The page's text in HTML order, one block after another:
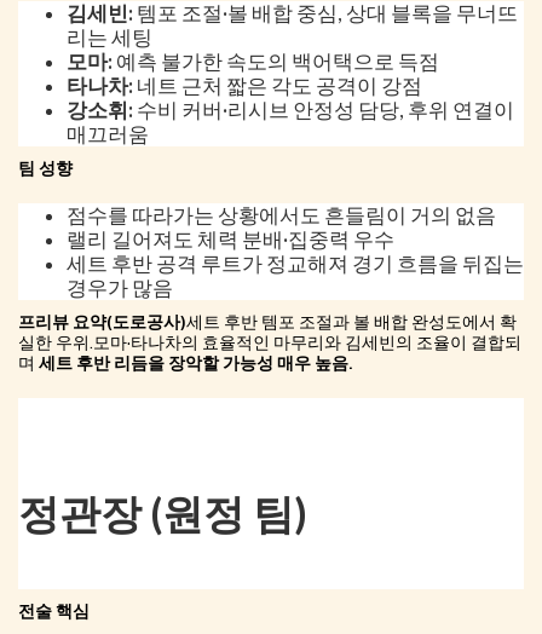
김세빈: 템포 조절·볼 배합 중심, 상대 블록을 무너뜨
리는 세팅
모마: 예측 불가한 속도의 백어택으로 득점
타나차: 네트 근처 짧은 각도 공격이 강점
강소휘: 수비 커버·리시브 안정성 담당, 후위 연결이
매끄러움
팀 성향
점수를 따라가는 상황에서도 흔들림이 거의 없음
랠리 길어져도 체력 분배·집중력 우수
세트 후반 공격 루트가 정교해져 경기 흐름을 뒤집는
경우가 많음
프리뷰 요약(도로공사)세트 후반 템포 조절과 볼 배합 완성도에서 확
실한 우위.모마·타나차의 효율적인 마무리와 김세빈의 조율이 결합되
며 세트 후반 리듬을 장악할 가능성 매우 높음.
정관장 (원정 팀)
전술 핵심